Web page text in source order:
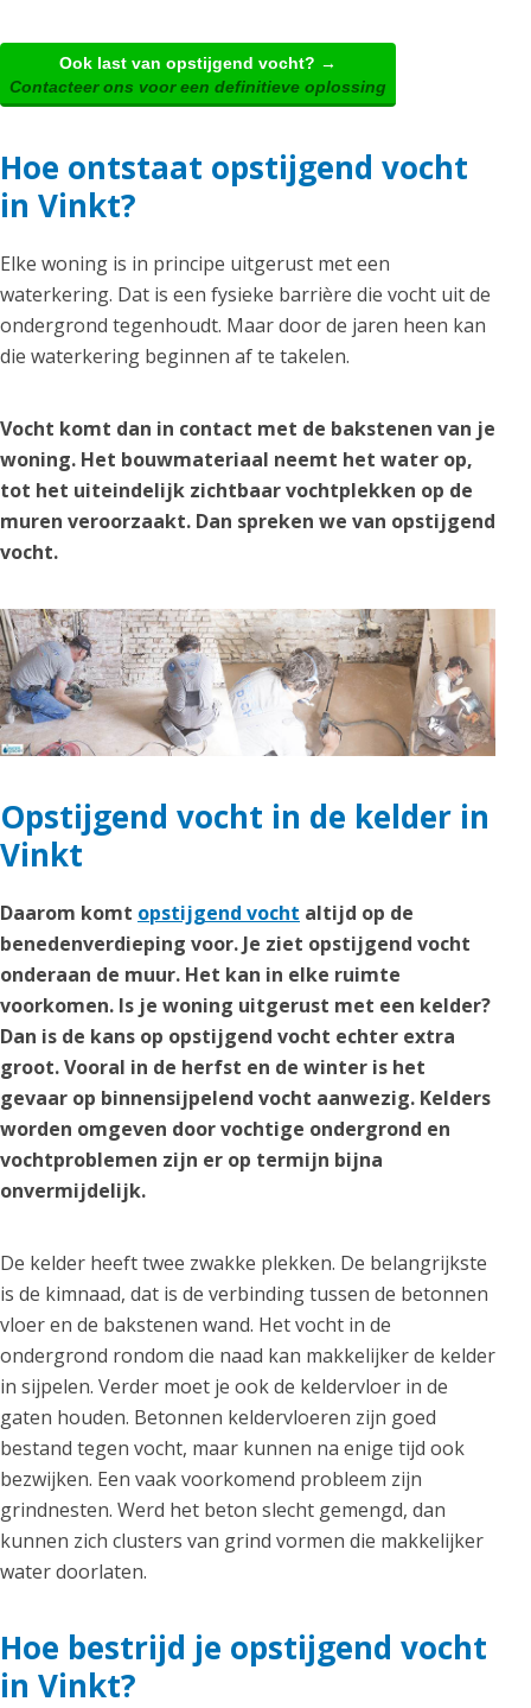
Ook last van opstijgend vocht? →
Contacteer ons voor een definitieve oplossing
Hoe ontstaat opstijgend vocht
in Vinkt?
Elke woning is in principe uitgerust met een
waterkering. Dat is een fysieke barrière die vocht uit de
ondergrond tegenhoudt. Maar door de jaren heen kan
die waterkering beginnen af te takelen.
Vocht komt dan in contact met de bakstenen van je
woning. Het bouwmateriaal neemt het water op,
tot het uiteindelijk zichtbaar vochtplekken op de
muren veroorzaakt. Dan spreken we van opstijgend
vocht.
Opstijgend vocht in de kelder in
Vinkt
Daarom komt opstijgend vocht altijd op de
benedenverdieping voor. Je ziet opstijgend vocht
onderaan de muur. Het kan in elke ruimte
voorkomen. Is je woning uitgerust met een kelder?
Dan is de kans op opstijgend vocht echter extra
groot. Vooral in de herfst en de winter is het
gevaar op binnensijpelend vocht aanwezig. Kelders
worden omgeven door vochtige ondergrond en
vochtproblemen zijn er op termijn bijna
onvermijdelijk.
De kelder heeft twee zwakke plekken. De belangrijkste
is de kimnaad, dat is de verbinding tussen de betonnen
vloer en de bakstenen wand. Het vocht in de
ondergrond rondom die naad kan makkelijker de kelder
in sijpelen. Verder moet je ook de keldervloer in de
gaten houden. Betonnen keldervloeren zijn goed
bestand tegen vocht, maar kunnen na enige tijd ook
bezwijken. Een vaak voorkomend probleem zijn
grindnesten. Werd het beton slecht gemengd, dan
kunnen zich clusters van grind vormen die makkelijker
water doorlaten.
Hoe bestrijd je opstijgend vocht
in Vinkt?